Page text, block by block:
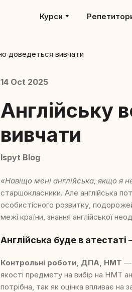
Курси
14 Oct 2025
Англійську
вивчати
Ispyt Blog
«Навіщо мені англійська, якщо я
старшокласники. Але англійська
особистісного розвитку,
межі країни, знання англійської
Англійська буде в
Контрольні роботи, ДПА, НМТ —
якості предмету на вибір на НМТ
потрібна, так як оцінка впливає на